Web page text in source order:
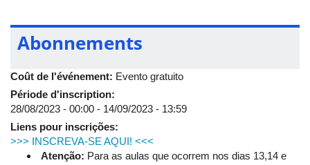
Abonnements
Coût de l'événement: Evento gratuito
Période d'inscription:
28/08/2023 - 00:00 - 14/09/2023 - 13:59
Liens pour inscrições:
>>> INSCREVA-SE AQUI! <<<
Atenção: Para as aulas que ocorrem nos dias 13,14 e